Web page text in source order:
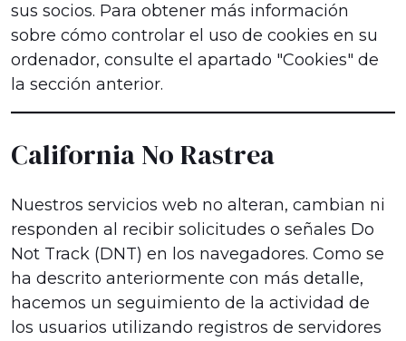
sus socios. Para obtener más información
sobre cómo controlar el uso de cookies en su
ordenador, consulte el apartado "Cookies" de
la sección anterior.
California No Rastrea
Nuestros servicios web no alteran, cambian ni
responden al recibir solicitudes o señales Do
Not Track (DNT) en los navegadores. Como se
ha descrito anteriormente con más detalle,
hacemos un seguimiento de la actividad de
los usuarios utilizando registros de servidores